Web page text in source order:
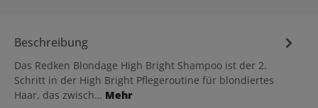
Beschreibung
Das Redken Blondage High Bright Shampoo ist der 2.
Schritt in der High Bright Pflegeroutine für blondiertes
Haar, das zwisch… Mehr